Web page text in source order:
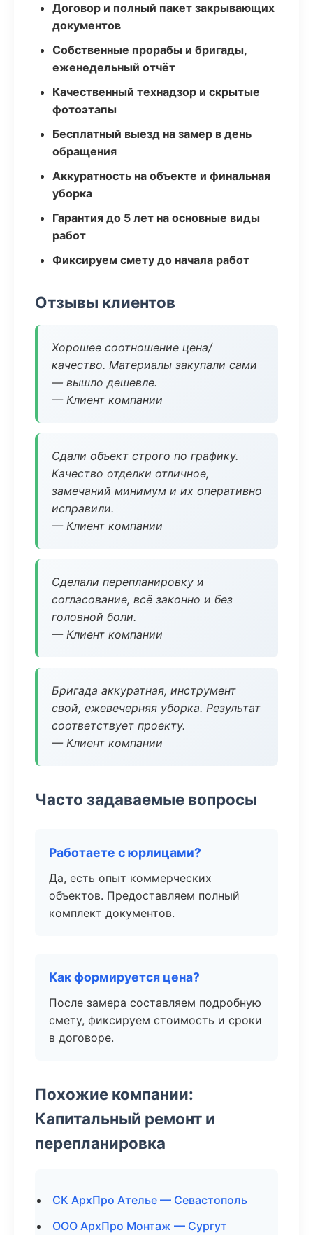
Договор и полный пакет закрывающих
документов
Собственные прорабы и бригады,
еженедельный отчёт
Качественный технадзор и скрытые
фотоэтапы
Бесплатный выезд на замер в день
обращения
Аккуратность на объекте и финальная
уборка
Гарантия до 5 лет на основные виды
работ
Фиксируем смету до начала работ
Отзывы клиентов
Хорошее соотношение цена/
качество. Материалы закупали сами
— вышло дешевле.
— Клиент компании
Сдали объект строго по графику.
Качество отделки отличное,
замечаний минимум и их оперативно
исправили.
— Клиент компании
Сделали перепланировку и
согласование, всё законно и без
головной боли.
— Клиент компании
Бригада аккуратная, инструмент
свой, ежевечерняя уборка. Результат
соответствует проекту.
— Клиент компании
Часто задаваемые вопросы
Работаете с юрлицами?
Да, есть опыт коммерческих
объектов. Предоставляем полный
комплект документов.
Как формируется цена?
После замера составляем подробную
смету, фиксируем стоимость и сроки
в договоре.
Похожие компании:
Капитальный ремонт и
перепланировка
СК АрхПро Ателье — Севастополь
ООО АрхПро Монтаж — Сургут